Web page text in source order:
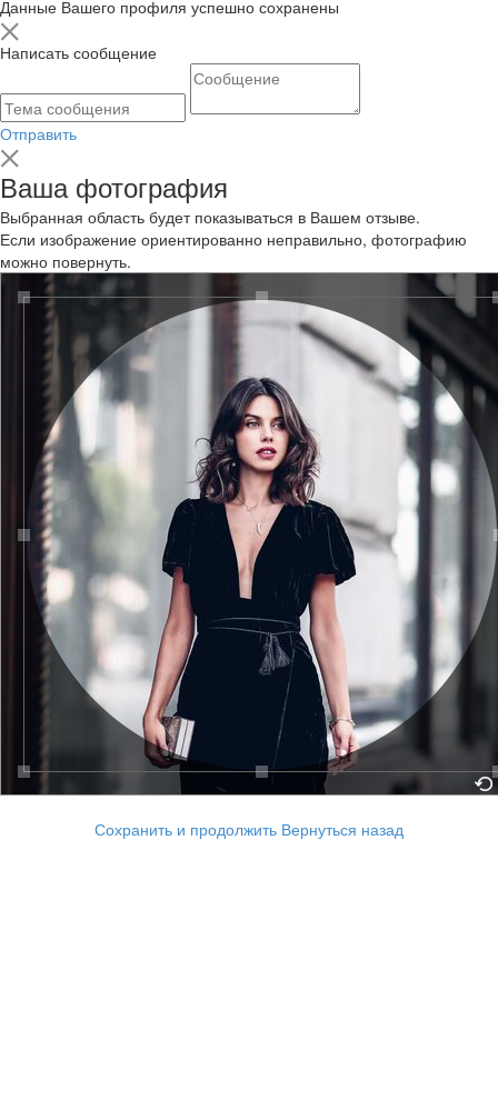
Данные Вашего профиля успешно сохранены
Написать сообщение
Отправить
Ваша фотография
Выбранная область будет показываться в Вашем отзыве.
Если изображение ориентированно неправильно, фотографию
можно повернуть.
Сохранить и продолжить Вернуться назад